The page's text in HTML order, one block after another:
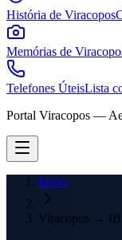
História de Viracopos
Memórias de
Telefones ÚteisLista
Portal Viracopos —
Início
Viracopos →